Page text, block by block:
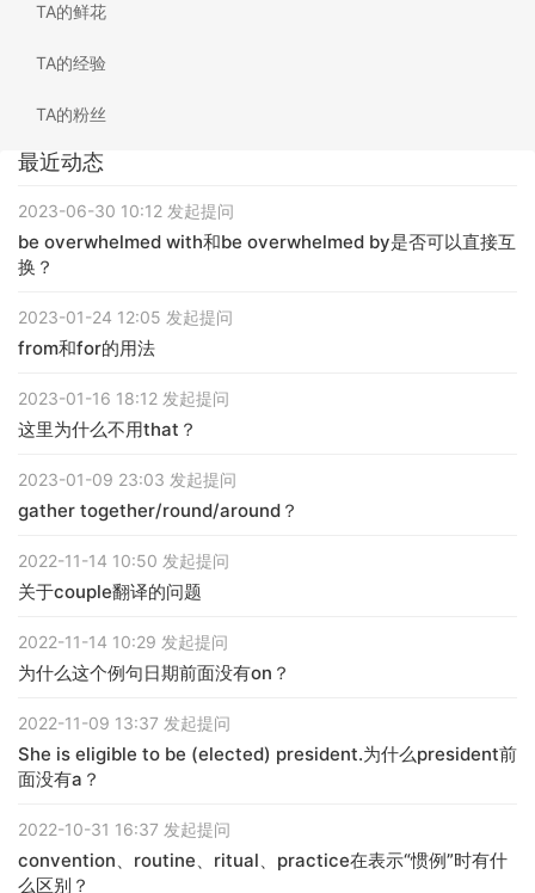
TA的鲜花
TA的经验
TA的粉丝
最近动态
2023-06-30 10:12 发起提问
be overwhelmed with和be overwhelmed by是否可以直接互
换？
2023-01-24 12:05 发起提问
from和for的用法
2023-01-16 18:12 发起提问
这里为什么不用that？
2023-01-09 23:03 发起提问
gather together/round/around？
2022-11-14 10:50 发起提问
关于couple翻译的问题
2022-11-14 10:29 发起提问
为什么这个例句日期前面没有on？
2022-11-09 13:37 发起提问
She is eligible to be (elected) president.为什么president前
面没有a？
2022-10-31 16:37 发起提问
convention、routine、ritual、practice在表示“惯例”时有什
么区别？